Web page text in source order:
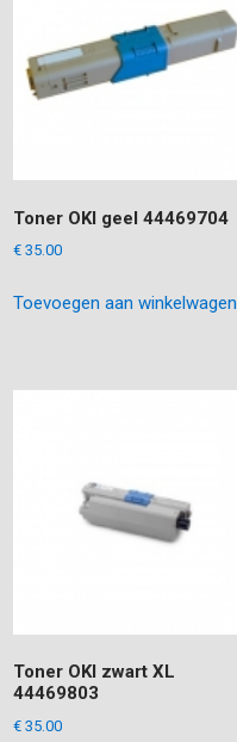
Toner OKI geel 44469704
€ 35.00
Toevoegen aan winkelwagen
Toner OKI zwart XL
44469803
€ 35.00